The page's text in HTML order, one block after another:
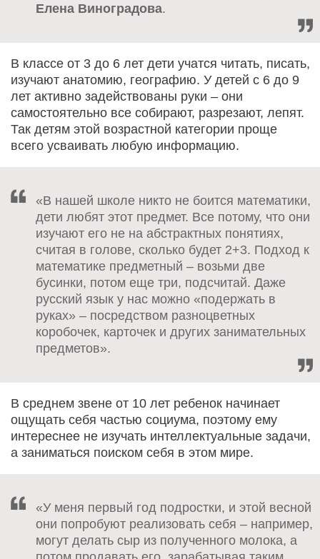
Елена Виноградова.
В классе от 3 до 6 лет дети учатся читать, писать,
изучают анатомию, географию. У детей с 6 до 9
лет активно задействованы руки – они
самостоятельно все собирают, разрезают, лепят.
Так детям этой возрастной категории проще
всего усваивать любую информацию.
«В нашей школе никто не боится математики,
дети любят этот предмет. Все потому, что они
изучают его не на абстрактных понятиях,
считая в голове, сколько будет 2+3. Подход к
математике предметный – возьми две
бусинки, потом еще три, подсчитай. Даже
русский язык у нас можно «подержать в
руках» – посредством разноцветных
коробочек, карточек и других занимательных
предметов».
В среднем звене от 10 лет ребенок начинает
ощущать себя частью социума, поэтому ему
интереснее не изучать интеллектуальные задачи,
а заниматься поиском себя в этом мире.
«У меня первый год подростки, и этой весной
они попробуют реализовать себя – например,
могут делать сыр из полученного молока, а